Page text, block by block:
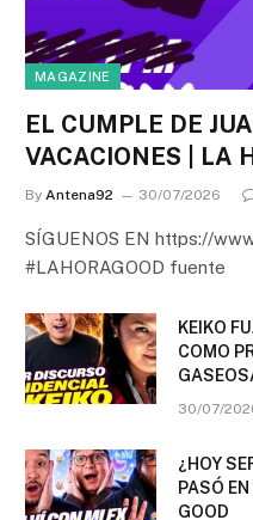
MAGAZINE
EL CUMPLE DE
VACACIONES | LA
By Antena92 30/07/2026
SÍGUENOS EN https://
#LAHORAGOOD fuente
KEIKO
COMO
30/07/
¿HOY
PASÓ
GOOD